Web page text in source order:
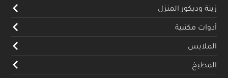
زينة وديكور المنزل
أدوات مكتبية
الملابس
المطبخ